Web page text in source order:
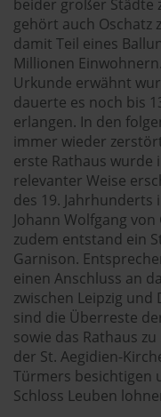
beider großer Städte
gehört auch Oschatz
damit Teil eines
Millionen
Urkunde erwähnt
dauerte es noch bis
erlangen. In den
immer wieder
erste Rathaus wurde
relevanter Weise
des 19. Jahrhunderts
Johann Wolfgang
zudem entstand ein
Garnison.
einen Anschluss an
zwischen Leipzig und
sind die Überreste
sowie das Rathaus
der St. Aegidien-
Türmers besichtigen
Schloss Leuben